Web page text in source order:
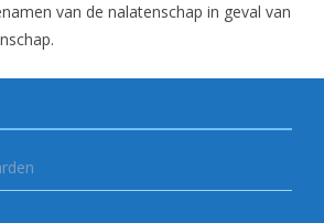
van de nalatenschap in geval van